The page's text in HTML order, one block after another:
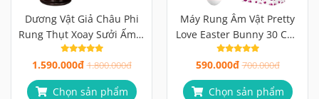
Dương Vật Giả Châu Phi
Rung Thụt Xoay Sưởi Ấm 4
Trong 1, Điều Khiển Từ Xa
1.590.000đ 1.800.000đ
Chọn sản phẩm
Máy Rung Âm Vật Pretty
Love Easter Bunny 30 Chế
Độ Rung, Tai Thỏ Kích
Thích Kép
590.000đ 700.000đ
Chọn sản phẩm